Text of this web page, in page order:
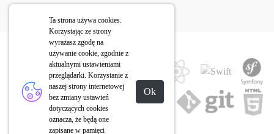
Ta strona używa cookies.
Korzystając ze strony
wyrażasz zgodę na
używanie cookie, zgodnie z
aktualnymi ustawieniami
przeglądarki. Korzystanie z
naszej strony internetowej
bez zmiany ustawień
dotyczących cookies
oznacza, że będą one
zapisane w pamięci
Ok